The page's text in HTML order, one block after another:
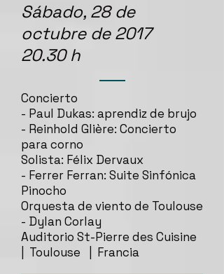
Sábado, 28 de
octubre de 2017
20.30 h
Concierto
- Paul Dukas: aprendiz de brujo
- Reinhold Glière: Concierto
para corno
Solista: Félix Dervaux
- Ferrer Ferran: Suite Sinfónica
Pinocho
Orquesta de viento de Toulouse
- Dylan Corlay
Auditorio St-Pierre des Cuisine
| Toulouse | Francia